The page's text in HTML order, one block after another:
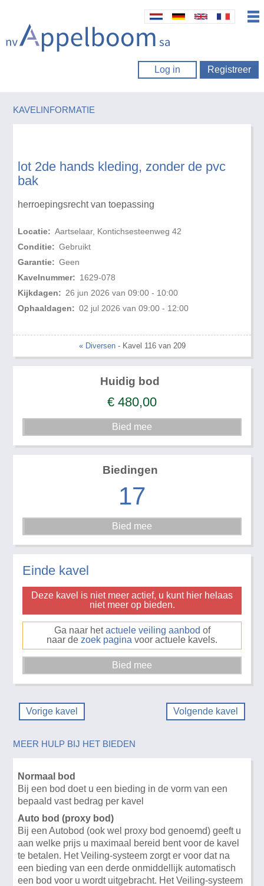
Log in Registreer
KAVELINFORMATIE
lot 2de hands kleding, zonder de pvc
bak
herroepingsrecht van toepassing
Locatie: Aartselaar, Kontichsesteenweg 42
Conditie: Gebruikt
Garantie: Geen
Kavelnummer: 1629-078
Kijkdagen: 26 jun 2026 van 09:00 - 10:00
Ophaaldagen: 02 jul 2026 van 09:00 - 12:00
« Diversen- Kavel 116 van 209
Huidig bod
€ 480,00
Biedingen
17
Einde kavel
Deze kavel is niet meer actief, u kunt hier helaas
niet meer op bieden.
Ga naar hetactuele veiling aanbod of
naar de zoek pagina voor actuele kavels.
Vorige kavel Volgende kavel
MEER HULP BIJ HET BIEDEN
Normaal bod
Bij een bod doet u een bieding in de vorm van een
bepaald vast bedrag per kavel
Auto bod (proxy bod)
Bij een Autobod (ook wel proxy bod genoemd) geeft u
aan welke prijs u maximaal bereid bent voor de kavel
te betalen. Het Veiling-systeem zorgt er voor dat na
een bieding van een derde onmiddellijk automatisch
een bod voor u wordt uitgebracht. Het Veiling-systeem